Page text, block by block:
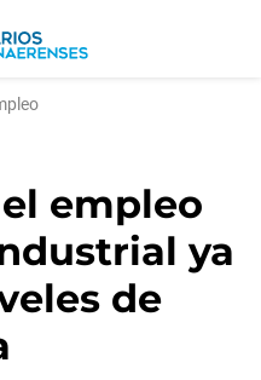
empleo
ya
de